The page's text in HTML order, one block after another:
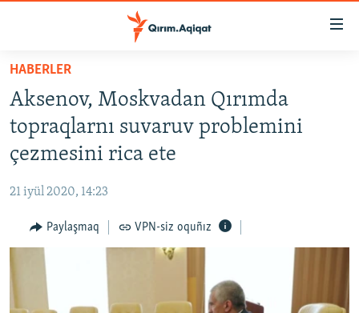
Esas
qaytmaq
Baş
navigatsiyağa
qaytmaq
Qıdıruvğa
qaytmaq
HABERLER
İQTİSADİYAT
MEDENİYET
İNSAN AQLARI
VİDEO
SÜRET
HABERLER
Aksenov, Moskvadan Qırımda
topraqlarnı suvaruv problemini
çezmesini rica ete
21 iyül 2020, 14:23
Paylaşmaq VPN-siz oquñız